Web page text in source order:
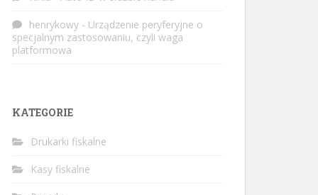
henrykowy - Urządzenie peryferyjne o
specjalnym zastosowaniu, czyli waga
platformowa
KATEGORIE
Drukarki fiskalne
Kasy fiskalne